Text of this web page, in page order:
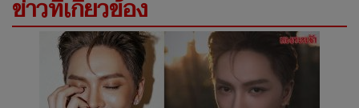
ข่าวที่เกี่ยวข้อง